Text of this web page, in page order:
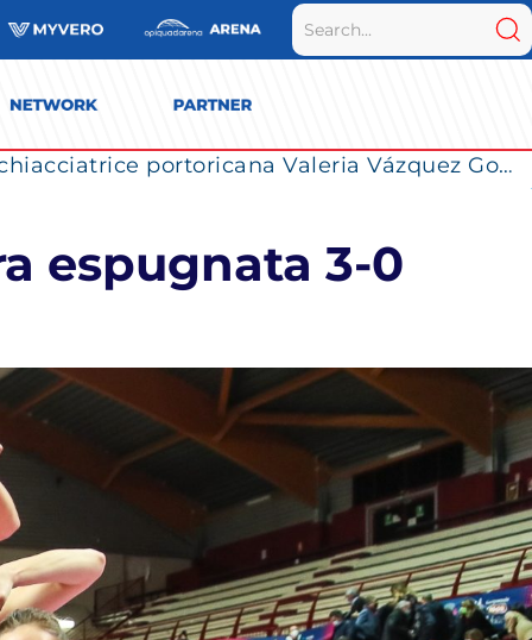
La Numia Vero Volley completa il roster: la schiacciatrice portoricana Valeria Vázquez Gomez è l’ultimo innesto di Milano per la stagione 2026/2027
espugnata 3-0